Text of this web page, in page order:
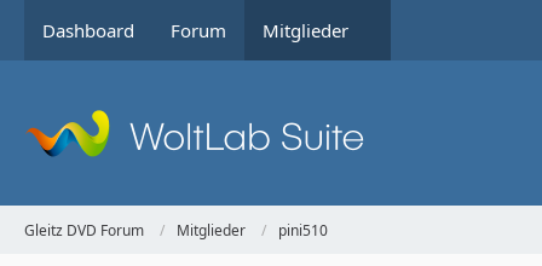
Dashboard Forum Mitglieder
Gleitz DVD Forum Mitglieder pini510